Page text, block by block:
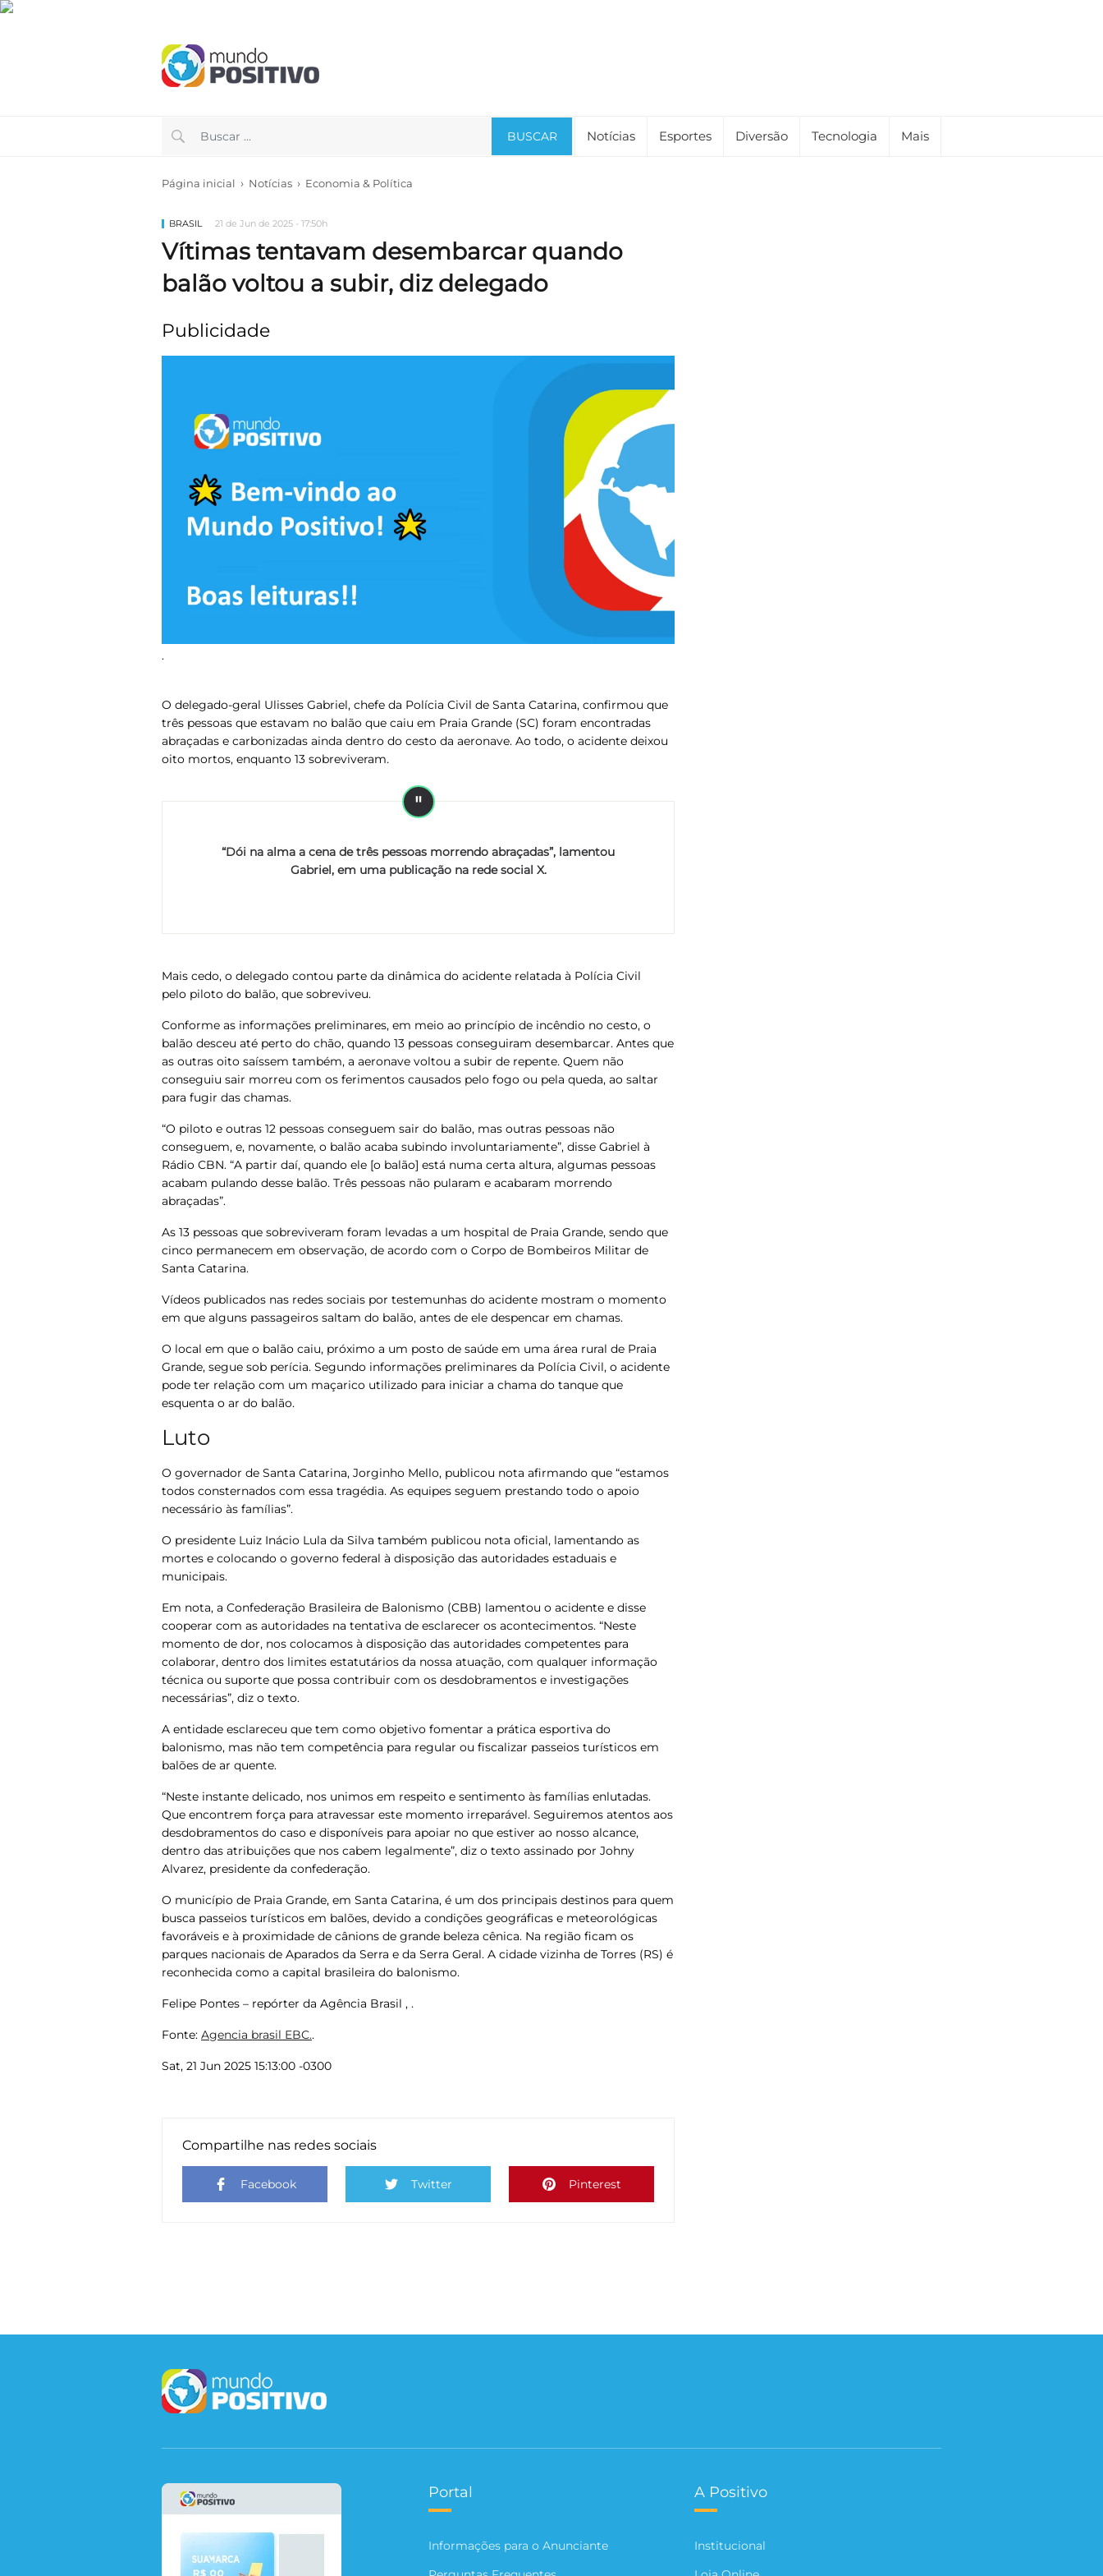
BUSCAR Notícias Esportes Diversão Tecnologia Mais
Página inicial › Notícias › Economia & Política
BRASIL 21 de Jun de 2025 - 17:50h
Vítimas tentavam desembarcar quando
balão voltou a subir, diz delegado
Publicidade
.
O delegado-geral Ulisses Gabriel, chefe da Polícia Civil de Santa Catarina, confirmou que
três pessoas que estavam no balão que caiu em Praia Grande (SC) foram encontradas
abraçadas e carbonizadas ainda dentro do cesto da aeronave. Ao todo, o acidente deixou
oito mortos, enquanto 13 sobreviveram.
“Dói na alma a cena de três pessoas morrendo abraçadas”, lamentou
Gabriel, em uma publicação na rede social X.
Mais cedo, o delegado contou parte da dinâmica do acidente relatada à Polícia Civil
pelo piloto do balão, que sobreviveu.
Conforme as informações preliminares, em meio ao princípio de incêndio no cesto, o
balão desceu até perto do chão, quando 13 pessoas conseguiram desembarcar. Antes que
as outras oito saíssem também, a aeronave voltou a subir de repente. Quem não
conseguiu sair morreu com os ferimentos causados pelo fogo ou pela queda, ao saltar
para fugir das chamas.
“O piloto e outras 12 pessoas conseguem sair do balão, mas outras pessoas não
conseguem, e, novamente, o balão acaba subindo involuntariamente”, disse Gabriel à
Rádio CBN. “A partir daí, quando ele [o balão] está numa certa altura, algumas pessoas
acabam pulando desse balão. Três pessoas não pularam e acabaram morrendo
abraçadas”.
As 13 pessoas que sobreviveram foram levadas a um hospital de Praia Grande, sendo que
cinco permanecem em observação, de acordo com o Corpo de Bombeiros Militar de
Santa Catarina.
Vídeos publicados nas redes sociais por testemunhas do acidente mostram o momento
em que alguns passageiros saltam do balão, antes de ele despencar em chamas.
O local em que o balão caiu, próximo a um posto de saúde em uma área rural de Praia
Grande, segue sob perícia. Segundo informações preliminares da Polícia Civil, o acidente
pode ter relação com um maçarico utilizado para iniciar a chama do tanque que
esquenta o ar do balão.
Luto
O governador de Santa Catarina, Jorginho Mello, publicou nota afirmando que “estamos
todos consternados com essa tragédia. As equipes seguem prestando todo o apoio
necessário às famílias”.
O presidente Luiz Inácio Lula da Silva também publicou nota oficial, lamentando as
mortes e colocando o governo federal à disposição das autoridades estaduais e
municipais.
Em nota, a Confederação Brasileira de Balonismo (CBB) lamentou o acidente e disse
cooperar com as autoridades na tentativa de esclarecer os acontecimentos. “Neste
momento de dor, nos colocamos à disposição das autoridades competentes para
colaborar, dentro dos limites estatutários da nossa atuação, com qualquer informação
técnica ou suporte que possa contribuir com os desdobramentos e investigações
necessárias”, diz o texto.
A entidade esclareceu que tem como objetivo fomentar a prática esportiva do
balonismo, mas não tem competência para regular ou fiscalizar passeios turísticos em
balões de ar quente.
“Neste instante delicado, nos unimos em respeito e sentimento às famílias enlutadas.
Que encontrem força para atravessar este momento irreparável. Seguiremos atentos aos
desdobramentos do caso e disponíveis para apoiar no que estiver ao nosso alcance,
dentro das atribuições que nos cabem legalmente”, diz o texto assinado por Johny
Alvarez, presidente da confederação.
O município de Praia Grande, em Santa Catarina, é um dos principais destinos para quem
busca passeios turísticos em balões, devido a condições geográficas e meteorológicas
favoráveis e à proximidade de cânions de grande beleza cênica. Na região ficam os
parques nacionais de Aparados da Serra e da Serra Geral. A cidade vizinha de Torres (RS) é
reconhecida como a capital brasileira do balonismo.
Felipe Pontes – repórter da Agência Brasil , .
Fonte: Agencia brasil EBC..
Sat, 21 Jun 2025 15:13:00 -0300
Compartilhe nas redes sociais
Facebook Twitter Pinterest
Portal
Informações para o Anunciante
A Positivo
Institucional